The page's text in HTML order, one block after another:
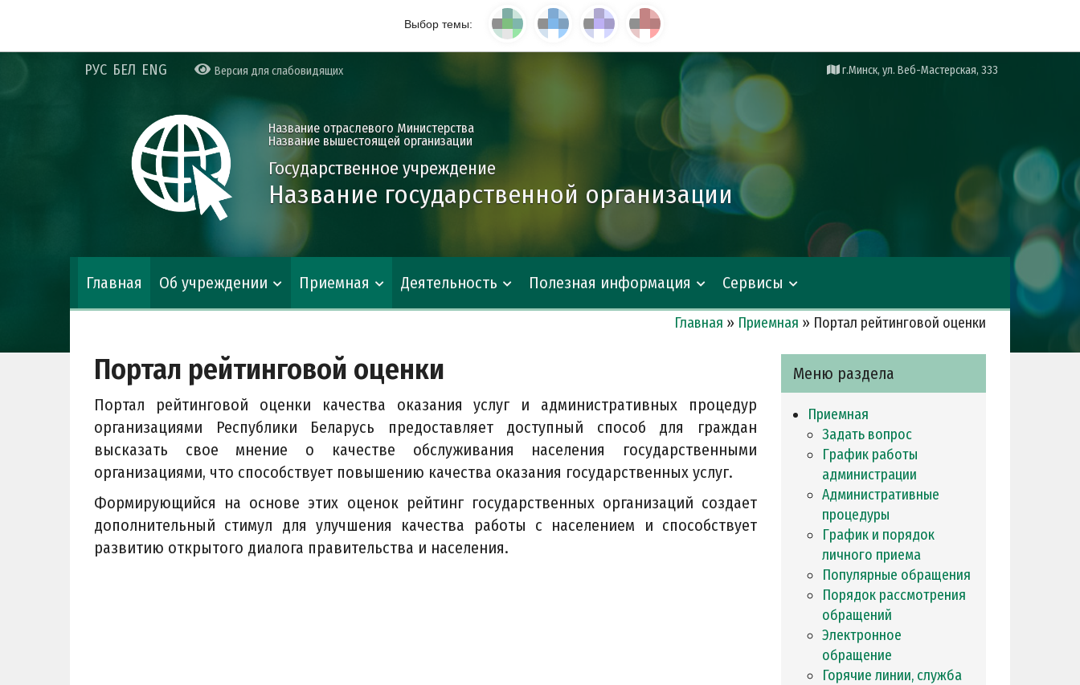
Выбор темы:
РУС БЕЛ ENG Версия для слабовидящих г.Минск, ул. Веб-Мастерская, 333
Название отраслевого Министерства
Название вышестоящей организации
Государственное учреждение
Название государственной организации
Главная Об учреждении Приемная Деятельность Полезная информация Сервисы
Главная » Приемная » Портал рейтинговой оценки
Портал рейтинговой оценки
Портал рейтинговой оценки качества оказания услуг и административных процедур
организациями Республики Беларусь предоставляет доступный способ для граждан
высказать свое мнение о качестве обслуживания населения государственными
организациями, что способствует повышению качества оказания государственных услуг.
Формирующийся на основе этих оценок рейтинг государственных организаций создает
дополнительный стимул для улучшения качества работы с населением и способствует
развитию открытого диалога правительства и населения.
Меню раздела
Приемная
Задать вопрос
График работы
администрации
Административные
процедуры
График и порядок
личного приема
Популярные обращения
Порядок рассмотрения
обращений
Электронное
обращение
Горячие линии, служба